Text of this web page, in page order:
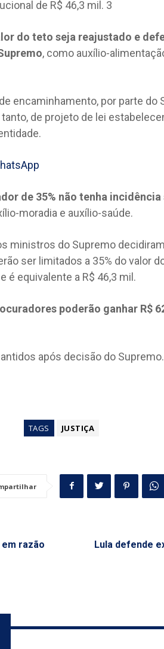
de R$ 46,3 mil. 3
do teto seja reajustado e
, como auxílio-
encaminhamento, por parte do
de projeto de lei
de 35% não tenha
moradia e auxílio-saúde.
ministros do Supremo
ser limitados a 35% do valor
é equivalente a R$ 46,3 mil.
poderão ganhar R$
após decisão do Supremo.
TAGS JUSTIÇA
razão
Lula defende